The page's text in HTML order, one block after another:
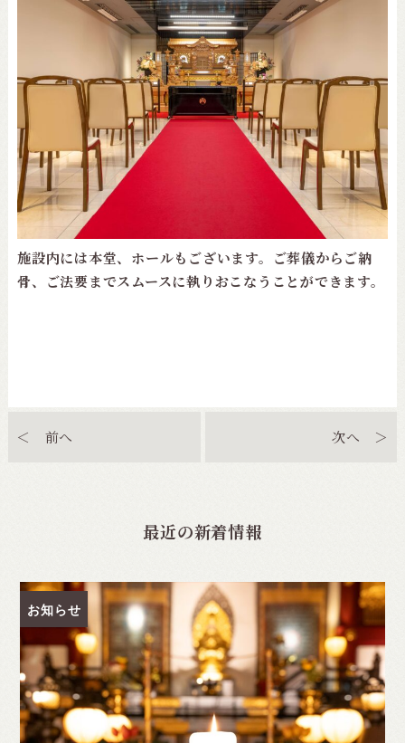
施設内には本堂、ホールもございます。ご葬儀からご納
骨、ご法要までスムースに執りおこなうことができます。
＜ 前へ 次へ ＞
最近の新着情報
お知らせ